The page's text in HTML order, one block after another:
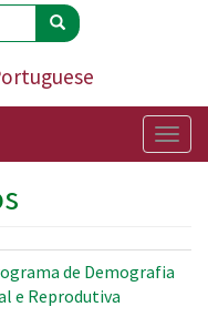
Pesquisar
de Demografia
e Reprodutiva